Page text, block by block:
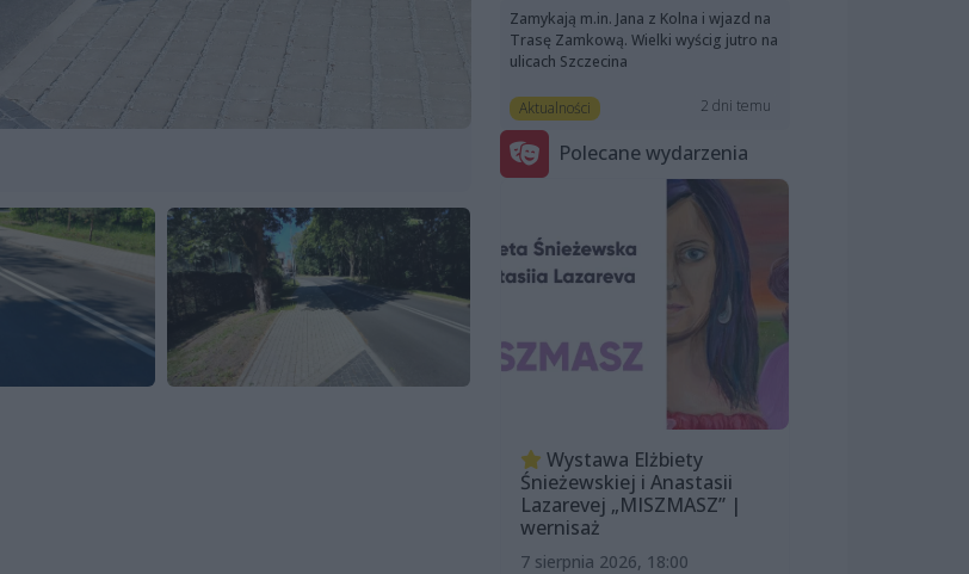
Zamykają m.in. Jana z Kolna i wjazd na
Trasę Zamkową. Wielki wyścig jutro na
ulicach Szczecina
Aktualności 2 dni temu
Polecane wydarzenia
Wystawa Elżbiety
Śnieżewskiej i Anastasii
Lazarevej „MISZMASZ” |
wernisaż
7 sierpnia 2026, 18:00